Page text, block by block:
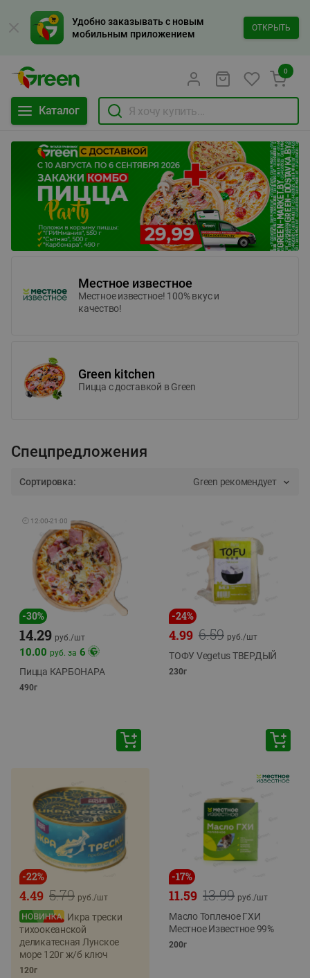
Удобно заказывать с новым
мобильным приложением
ОТКРЫТЬ
Каталог
0
Местное известное
Местное известное! 100% вкус и
качество!
Green kitchen
Пицца c доставкой в Green
Спецпредложения
Сортировка: Green рекомендует
🕘 12:00-21:00
-30%
14.29 руб./шт
10.00 руб. за 6
Пицца КАРБОНАРА
490г
-24%
6.59
4.99 руб./шт
ТОФУ Vegetus ТВЕРДЫЙ
230г
-22%
5.79
4.49 руб./шт
Икра трески
тихоокеанской
деликатесная Лунское
море 120г ж/б ключ
120г
-17%
13.99
11.59 руб./шт
Масло Топленое ГХИ
Местное Известное 99%
200г